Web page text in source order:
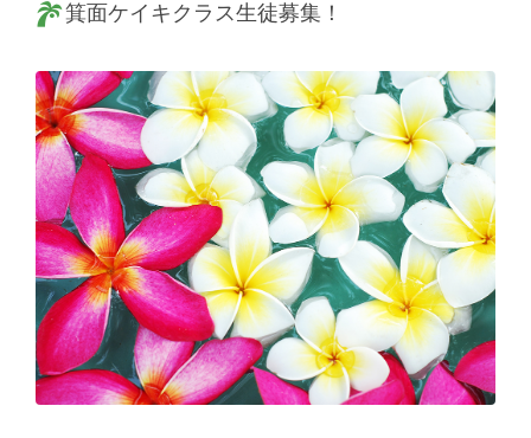
箕面ケイキクラス生徒募集！